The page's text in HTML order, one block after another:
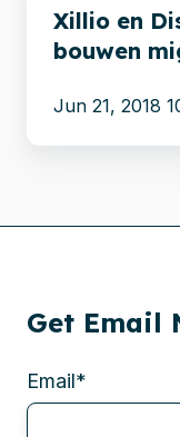
Discover
Technologies
migratie
business
Xillio en
bouwen
Jun 21, 2018
Get Email
Email*